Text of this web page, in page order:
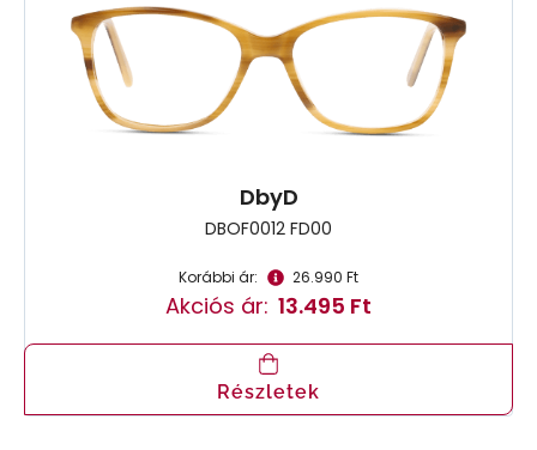
DbyD
DBOF0012 FD00
Korábbi ár: 26.990 Ft
Akciós ár: 13.495 Ft
Részletek